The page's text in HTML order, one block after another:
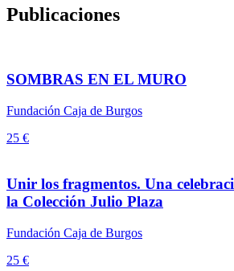
Publicaciones
SOMBRAS EN EL MURO
Fundación Caja de Burgos
25 €
Unir los fragmentos. Una
la Colección Julio Plaza
Fundación Caja de Burgos
25 €